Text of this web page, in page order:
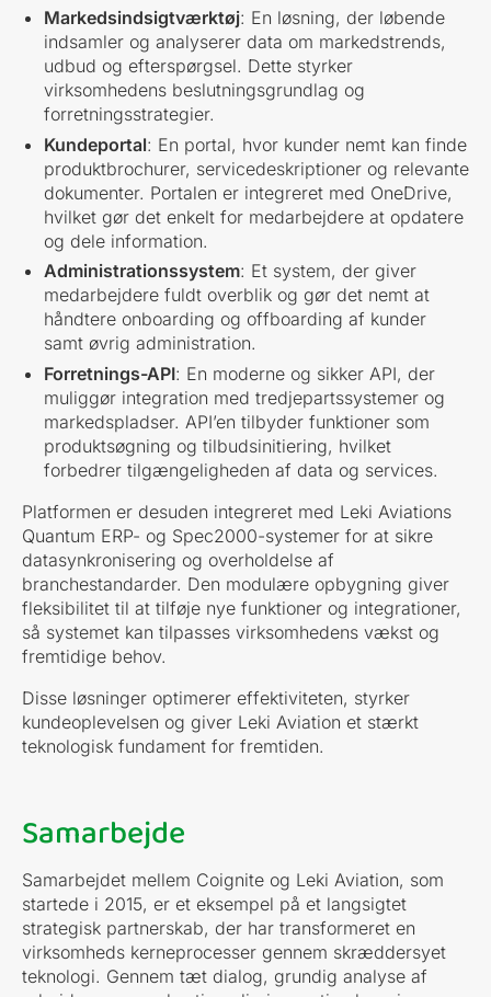
Markedsindsigtværktøj: En løsning, der løbende
indsamler og analyserer data om markedstrends,
udbud og efterspørgsel. Dette styrker
virksomhedens beslutningsgrundlag og
forretningsstrategier.
Kundeportal: En portal, hvor kunder nemt kan finde
produktbrochurer, servicedeskriptioner og relevante
dokumenter. Portalen er integreret med OneDrive,
hvilket gør det enkelt for medarbejdere at opdatere
og dele information.
Administrationssystem: Et system, der giver
medarbejdere fuldt overblik og gør det nemt at
håndtere onboarding og offboarding af kunder
samt øvrig administration.
Forretnings-API: En moderne og sikker API, der
muliggør integration med tredjepartssystemer og
markedspladser. API’en tilbyder funktioner som
produktsøgning og tilbudsinitiering, hvilket
forbedrer tilgængeligheden af data og services.
Platformen er desuden integreret med Leki Aviations
Quantum ERP- og Spec2000-systemer for at sikre
datasynkronisering og overholdelse af
branchestandarder. Den modulære opbygning giver
fleksibilitet til at tilføje nye funktioner og integrationer,
så systemet kan tilpasses virksomhedens vækst og
fremtidige behov.
Disse løsninger optimerer effektiviteten, styrker
kundeoplevelsen og giver Leki Aviation et stærkt
teknologisk fundament for fremtiden.
Samarbejde
Samarbejdet mellem Coignite og Leki Aviation, som
startede i 2015, er et eksempel på et langsigtet
strategisk partnerskab, der har transformeret en
virksomheds kerneprocesser gennem skræddersyet
teknologi. Gennem tæt dialog, grundig analyse af